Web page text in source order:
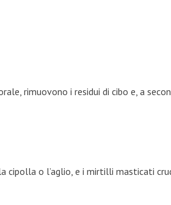
rimuovono i residui di cibo e, a
cipolla o l’aglio, e i mirtilli masticati